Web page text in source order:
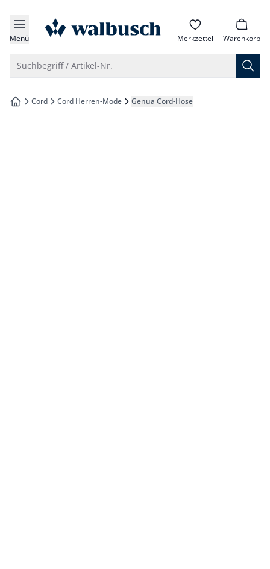
springen
springen
springen
springen
Menü zur Startseite Merkzettel Warenkorb
Suchbegriff / Artikel-Nr.
zur Startseite
Cord Cord Herren-Mode Genua Cord-Hose